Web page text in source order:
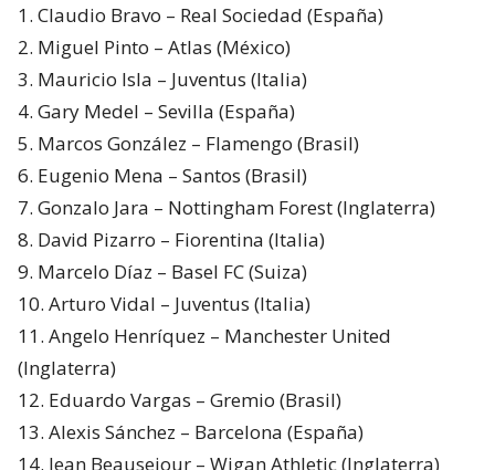
1. Claudio Bravo – Real Sociedad (España)
2. Miguel Pinto – Atlas (México)
3. Mauricio Isla – Juventus (Italia)
4. Gary Medel – Sevilla (España)
5. Marcos González – Flamengo (Brasil)
6. Eugenio Mena – Santos (Brasil)
7. Gonzalo Jara – Nottingham Forest (Inglaterra)
8. David Pizarro – Fiorentina (Italia)
9. Marcelo Díaz – Basel FC (Suiza)
10. Arturo Vidal – Juventus (Italia)
11. Angelo Henríquez – Manchester United
(Inglaterra)
12. Eduardo Vargas – Gremio (Brasil)
13. Alexis Sánchez – Barcelona (España)
14. Jean Beausejour – Wigan Athletic (Inglaterra)